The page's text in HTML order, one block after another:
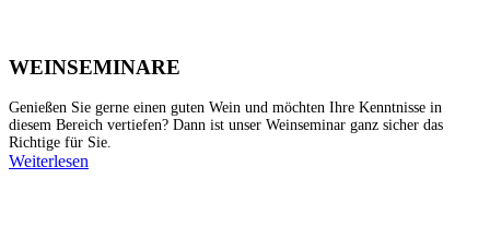
WEINSEMINARE
Genießen Sie gerne einen guten Wein und möchten Ihre Kenntnisse in
diesem Bereich vertiefen? Dann ist unser Weinseminar ganz sicher das
Richtige für Sie.
Weiterlesen